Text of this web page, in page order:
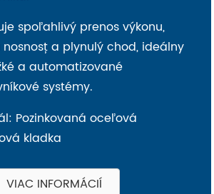
spoľahlivý prenos výkonu,
nosnosť a plynulý chod, ideálny
a automatizované
systémy.
Pozinkovaná oceľová
kladka
VIAC INFORMÁCIÍ